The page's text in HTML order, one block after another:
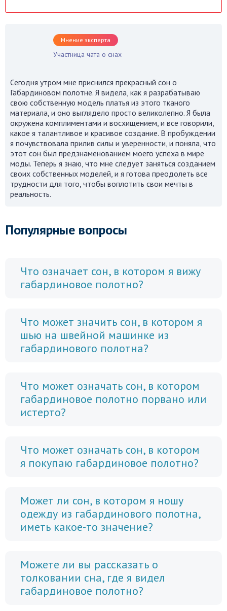
Мнение эксперта
Участница чата о снах
Сегодня утром мне приснился прекрасный сон о
Габардиновом полотне. Я видела, как я разрабатываю
свою собственную модель платья из этого тканого
материала, и оно выглядело просто великолепно. Я была
окружена комплиментами и восхищением, и все говорили,
какое я талантливое и красивое создание. В пробуждении
я почувствовала прилив силы и уверенности, и поняла, что
этот сон был предзнаменованием моего успеха в мире
моды. Теперь я знаю, что мне следует заняться созданием
своих собственных моделей, и я готова преодолеть все
трудности для того, чтобы воплотить свои мечты в
реальность.
Популярные вопросы
Что означает сон, в котором я вижу
габардиновое полотно?
Что может значить сон, в котором я
шью на швейной машинке из
габардинового полотна?
Что может означать сон, в котором
габардиновое полотно порвано или
истерто?
Что может означать сон, в котором
я покупаю габардиновое полотно?
Может ли сон, в котором я ношу
одежду из габардинового полотна,
иметь какое-то значение?
Можете ли вы рассказать о
толковании сна, где я видел
габардиновое полотно?